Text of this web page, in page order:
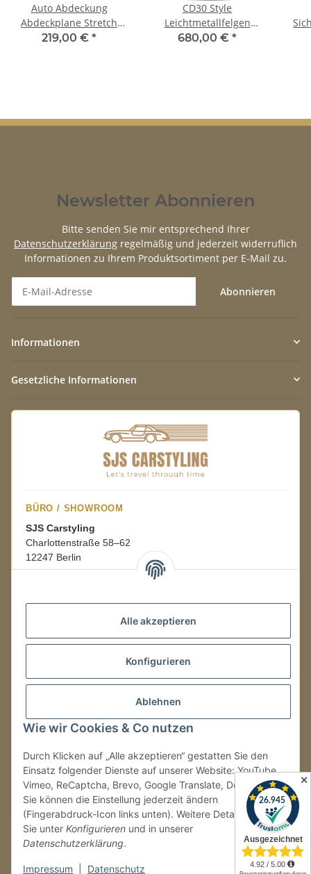
Alle akzeptieren
Konfigurieren
Ablehnen
Wie wir Cookies & Co nutzen
Durch Klicken auf „Alle akzeptieren“ gestatten Sie den
Einsatz folgender Dienste auf unserer Website: YouTube,
Vimeo, ReCaptcha, Brevo, Google Translate, Doofinder.
Sie können die Einstellung jederzeit ändern
(Fingerabdruck-Icon links unten). Weitere Details finden
Sie unter Konfigurieren und in unserer
Datenschutzerklärung.
Impressum Datenschutz
Auto Abdeckung
Abdeckplane Stretch
Cover Ganzgarage
219,00 € *
CD30 Style
Leichtmetallfelgen
felgen für Alfa Romeo
680,00 € *
Newsletter Abonnieren
Bitte senden Sie mir entsprechend Ihrer
Datenschutzerklärung regelmäßig und jederzeit widerruflich
Informationen zu Ihrem Produktsortiment per E-Mail zu.
Abonnieren
Informationen
Gesetzliche Informationen
BÜRO / SHOWROOM
SJS Carstyling
Charlottenstraße 58–62
12247 Berlin
08:00–16:00 Uhr
LAGER / RETOUREN
Packmonster Fulfillment
SJS Carstyling Lager
Retouren ausschließlich an diese Adresse.
Tel.:+49 (0) 30 36417228
E-Mail:info@sjs-carstyling.com
Vertrag widerrufen
* Alle Preise inkl. gesetzlicher USt., zzgl.
✕